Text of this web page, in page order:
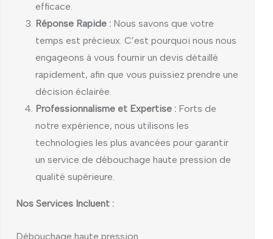
efficace.
Réponse Rapide : Nous savons que votre
temps est précieux. C’est pourquoi nous nous
engageons à vous fournir un devis détaillé
rapidement, afin que vous puissiez prendre une
décision éclairée.
Professionnalisme et Expertise : Forts de
notre expérience, nous utilisons les
technologies les plus avancées pour garantir
un service de débouchage haute pression de
qualité supérieure.
Nos Services Incluent :
Débouchage haute pression